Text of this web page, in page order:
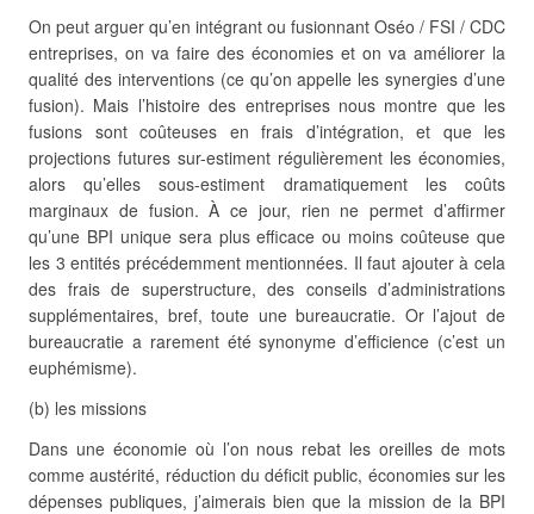
On peut arguer qu’en intégrant ou fusionnant Oséo / FSI / CDC
entreprises, on va faire des économies et on va améliorer la
qualité des interventions (ce qu’on appelle les synergies d’une
fusion). Mais l’histoire des entreprises nous montre que les
fusions sont coûteuses en frais d’intégration, et que les
projections futures sur-estiment régulièrement les économies,
alors qu’elles sous-estiment dramatiquement les coûts
marginaux de fusion. À ce jour, rien ne permet d’affirmer
qu’une BPI unique sera plus efficace ou moins coûteuse que
les 3 entités précédemment mentionnées. Il faut ajouter à cela
des frais de superstructure, des conseils d’administrations
supplémentaires, bref, toute une bureaucratie. Or l’ajout de
bureaucratie a rarement été synonyme d’efficience (c’est un
euphémisme).
(b) les missions
Dans une économie où l’on nous rebat les oreilles de mots
comme austérité, réduction du déficit public, économies sur les
dépenses publiques, j’aimerais bien que la mission de la BPI